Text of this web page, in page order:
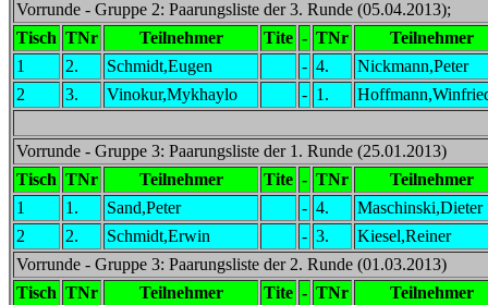
Vorrunde - Gruppe 2: Paarungsliste der 3. Runde (05.04.2013);
Tisch TNr Teilnehmer Tite - TNr
Teilnehmer
1
2. Schmidt,Eugen - 4.
Nickmann,Peter
2
3. Vinokur,Mykhaylo - 1.
Vorrunde - Gruppe 3: Paarungsliste der 1. Runde (25.01.2013)
Tisch TNr Teilnehmer Tite - TNr
Teilnehmer
1
1. Sand,Peter - 4.
Maschinski,Dieter
2
2. Schmidt,Erwin - 3.
Kiesel,Reiner
Vorrunde - Gruppe 3: Paarungsliste der 2. Runde (01.03.2013)
Tisch TNr Teilnehmer Tite - TNr
Teilnehmer